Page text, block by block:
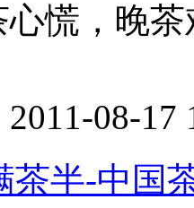
慌，晚
08-
茶半-中国